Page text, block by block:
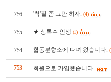
756 '척'질 좀 그만 하자. (4)
755 ★ 상록수 인생 (1)
754 합동분향소에 다녀 왔습니다.
753 회원으로 가입했습니다.